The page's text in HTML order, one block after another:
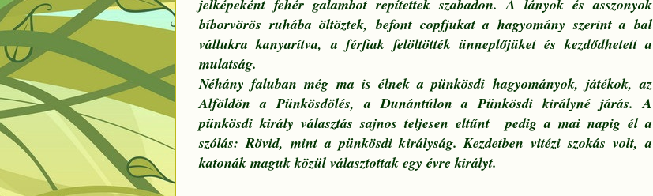
jelképeként fehér galambot repítettek szabadon. A lányok és asszonyok
bíborvörös ruhába öltöztek, befont copfjukat a hagyomány szerint a bal
vállukra kanyarítva, a férfiak felöltötték ünneplőjüket és kezdődhetett a
mulatság.
Néhány faluban még ma is élnek a pünkösdi hagyományok, játékok, az
Alföldön a Pünkösdölés, a Dunántúlon a Pünkösdi királyné járás. A
pünkösdi király választás sajnos teljesen eltűnt pedig a mai napig él a
szólás: Rövid, mint a pünkösdi királyság. Kezdetben vitézi szokás volt, a
katonák maguk közül választottak egy évre királyt.